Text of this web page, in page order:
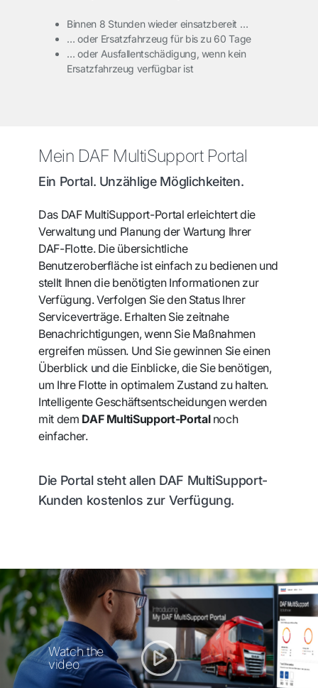
Binnen 8 Stunden wieder einsatzbereit …
… oder Ersatzfahrzeug für bis zu 60 Tage
… oder Ausfallentschädigung, wenn kein
Ersatzfahrzeug verfügbar ist
Mein DAF MultiSupport Portal
Ein Portal. Unzählige Möglichkeiten.
Das DAF MultiSupport-Portal erleichtert die
Verwaltung und Planung der Wartung Ihrer
DAF-Flotte. Die übersichtliche
Benutzeroberfläche ist einfach zu bedienen und
stellt Ihnen die benötigten Informationen zur
Verfügung. Verfolgen Sie den Status Ihrer
Serviceverträge. Erhalten Sie zeitnahe
Benachrichtigungen, wenn Sie Maßnahmen
ergreifen müssen. Und Sie gewinnen Sie einen
Überblick und die Einblicke, die Sie benötigen,
um Ihre Flotte in optimalem Zustand zu halten.
Intelligente Geschäftsentscheidungen werden
mit dem DAF MultiSupport-Portalnoch
einfacher.
Die Portal steht allen DAF MultiSupport-
Kunden kostenlos zur Verfügung.
Watch the
video